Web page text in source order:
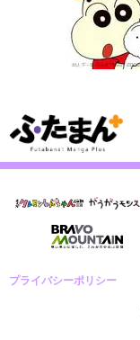
プライバシーポリシー